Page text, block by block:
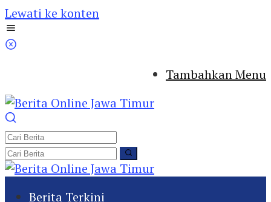
Lewati ke konten
Tambahkan Menu
Berita Terkini